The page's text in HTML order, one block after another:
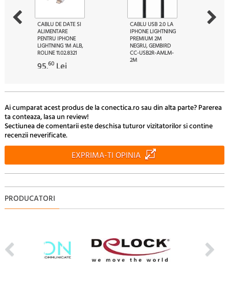
CABLU DE DATE SI
ALIMENTARE
PENTRU IPHONE
LIGHTNING 1M ALB,
ROLINE 11.02.8321
95.60 Lei
CABLU USB 2.0 LA
IPHONE LIGHTNING
PREMIUM 2M
NEGRU, GEMBIRD
CC-USB2R-AMLM-
2M
Ai cumparat acest produs de la conectica.ro sau din alta parte? Parerea
ta conteaza, lasa un review!
Sectiunea de comentarii este deschisa tuturor vizitatorilor si contine
recenzii neverificate.
EXPRIMA-TI OPINIA
PRODUCATORI